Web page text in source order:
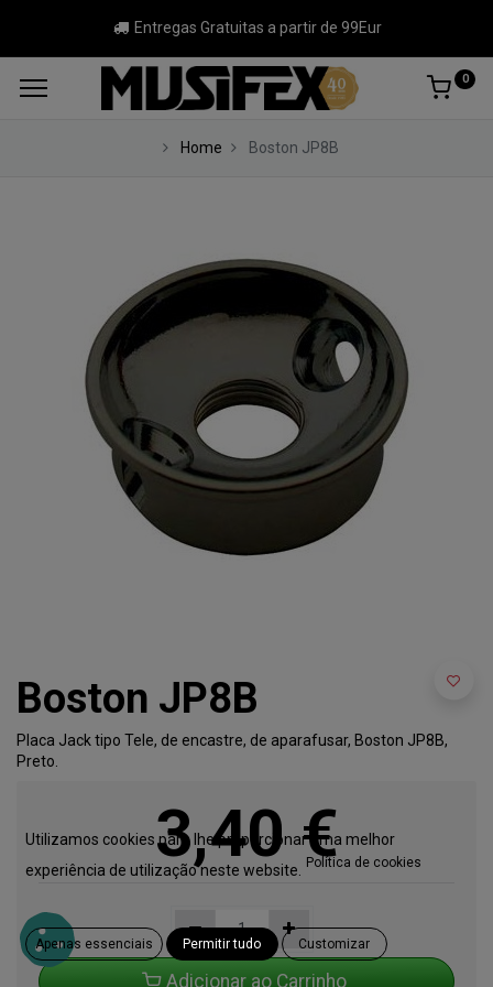
Entregas Gratuitas a partir de 99Eur
0
Home Boston JP8B
Boston JP8B
Placa Jack tipo Tele, de encastre, de aparafusar, Boston JP8B,
Preto.
3,40€
Adicionar ao Carrinho
Utilizamos cookies para lhe proporcionar uma melhor
experiência de utilização neste website.
Política de cookies
Apenas essenciais Permitir tudo Customizar